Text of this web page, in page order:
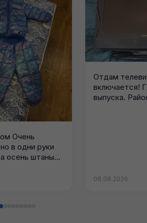
Очень
в одни руки
осень штаны
Отдам
включается!
выпуска.
06.08.2026